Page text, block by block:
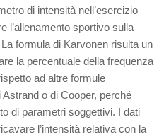
di intensità nell’esercizio
l’allenamento sportivo sulla
formula di Karvonen risulta un
la percentuale della frequenza
ad altre formule
o di Cooper, perché
di parametri soggettivi. I dati
l’intensità relativa con la